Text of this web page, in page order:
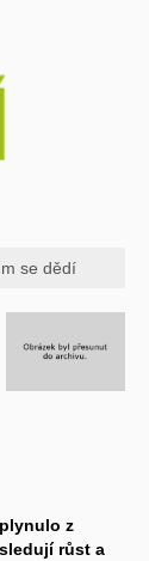
se dědí
z
růst a